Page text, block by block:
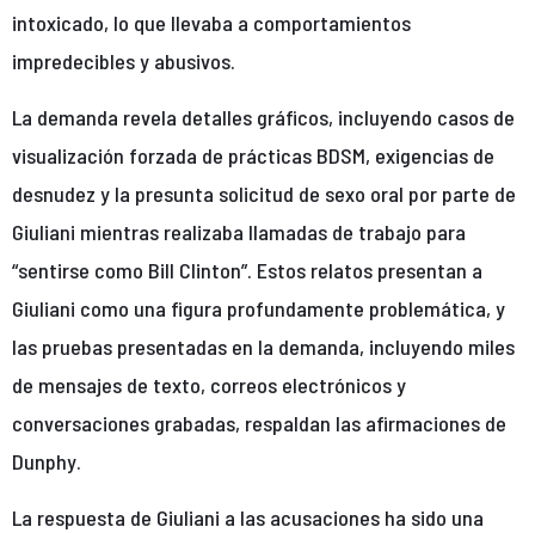
intoxicado, lo que llevaba a comportamientos
impredecibles y abusivos.
La demanda revela detalles gráficos, incluyendo casos de
visualización forzada de prácticas BDSM, exigencias de
desnudez y la presunta solicitud de sexo oral por parte de
Giuliani mientras realizaba llamadas de trabajo para
“sentirse como Bill Clinton”. Estos relatos presentan a
Giuliani como una figura profundamente problemática, y
las pruebas presentadas en la demanda, incluyendo miles
de mensajes de texto, correos electrónicos y
conversaciones grabadas, respaldan las afirmaciones de
Dunphy.
La respuesta de Giuliani a las acusaciones ha sido una